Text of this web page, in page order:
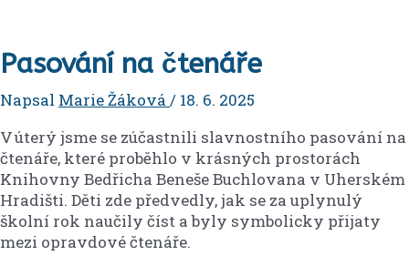
Pasování na čtenáře
Napsal Marie Žáková / 18. 6. 2025
V úterý jsme se zúčastnili slavnostního pasování na
čtenáře, které proběhlo v krásných prostorách
Knihovny Bedřicha Beneše Buchlovana v Uherském
Hradišti. Děti zde předvedly, jak se za uplynulý
školní rok naučily číst a byly symbolicky přijaty
mezi opravdové čtenáře.